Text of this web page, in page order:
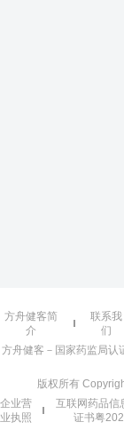
方舟健客简
介
联系我
们
方舟健客－国家药监局认
版权所有
企业营
业执照
互联网药品信
证书粤